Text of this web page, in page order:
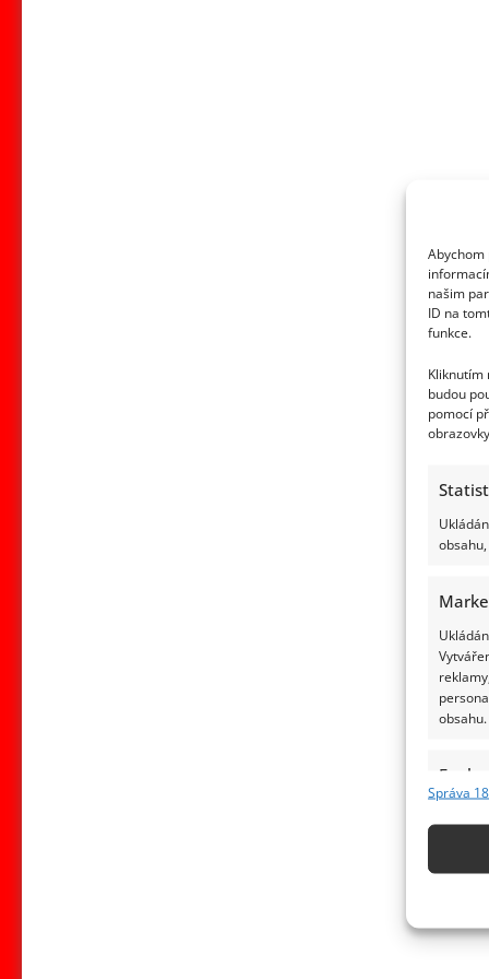
Abychom
našim
ID na
funkce.
Kliknutím
budou
pomocí
obsahu.
Funkce
Správa